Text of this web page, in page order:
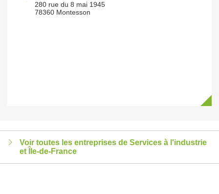
280 rue du 8 mai 1945
78360 Montesson
Voir toutes les entreprises de Services à l'industrie
et Île-de-France